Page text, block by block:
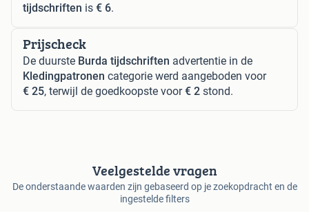
tijdschriften is € 6.
Prijscheck
De duurste Burda tijdschriften advertentie in de
Kledingpatronen categorie werd aangeboden voor
€ 25, terwijl de goedkoopste voor€ 2 stond.
Veelgestelde vragen
De onderstaande waarden zijn gebaseerd op je zoekopdracht en de
ingestelde filters